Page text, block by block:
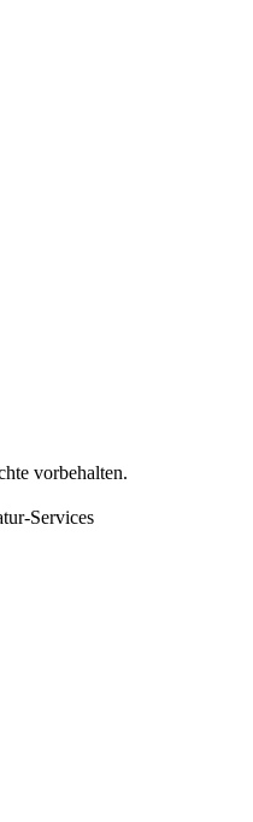
vorbehalten.
Services